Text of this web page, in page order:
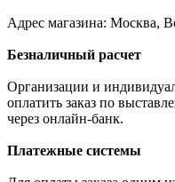
Адрес магазина: Москва,
Безналичный расчет
Организации и
оплатить заказ по
через онлайн-банк.
Платежные системы